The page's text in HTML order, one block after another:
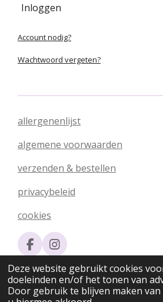
Deze website gebruikt cookies
doeleinden en/of het tonen van
Door gebruik te blijven maken van
Inloggen
Account nodig?
Wachtwoord vergeten?
allergenenlijst
algemene voorwaarden
verzenden & bestellen
privacybeleid
cookies
F
a
c
e
b
I
n
s
t
a
© 2020 - 2026 Silvia's Chocolade
Powered byJouwWeb